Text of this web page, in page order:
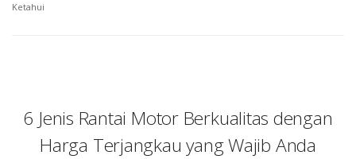
Ketahui
6 Jenis Rantai Motor Berkualitas dengan
Harga Terjangkau yang Wajib Anda